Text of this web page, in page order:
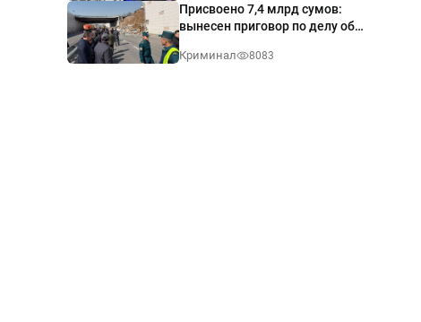
Присвоено 7,4 млрд сумов:
вынесен приговор по делу об
Ташкенте
Криминал 8083